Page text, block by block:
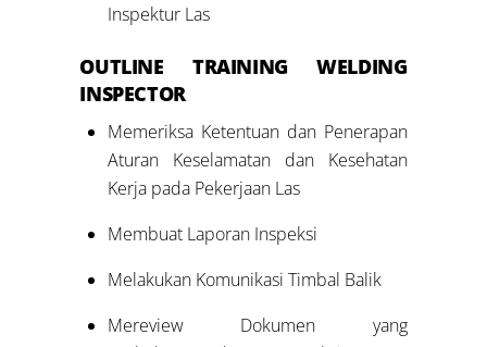
Inspektur Las
OUTLINE TRAINING
WELDING
INSPECTOR
Memeriksa Ketentuan dan Penerapan
Aturan Keselamatan dan Kesehatan
Kerja pada Pekerjaan Las
Membuat Laporan Inspeksi
Melakukan Komunikasi Timbal Balik
Mereview Dokumen yang